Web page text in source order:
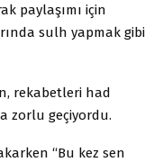
paylaşımı için
sulh yapmak gibi
rekabetleri had
zorlu geçiyordu.
“Bu kez sen